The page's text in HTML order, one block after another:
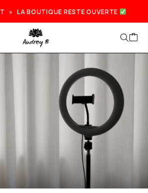
» LA BOUTIQUE RESTE OUVERTE